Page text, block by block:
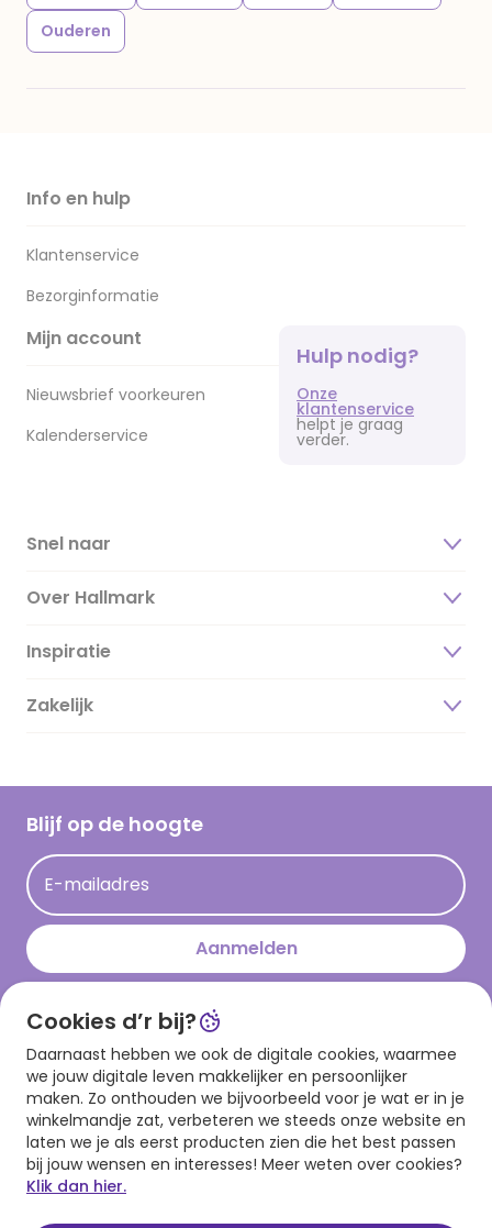
Ouderen
Info en hulp
Klantenservice
Bezorginformatie
Mijn account
Nieuwsbrief voorkeuren
Kalenderservice
Hulp nodig?
Onze
klantenservice
helpt je graag
verder.
Snel naar
Over Hallmark
Over ons
Duurzaamheid
Hallmark Kaartclub
Acties
Persberichten
Inspiratie
Magazine
Cadeau inspiratie
Op kamp gedichten en versjes
Leuke en grappige op kamp teksten
kamppost inspiratie
Zakelijk
Blijf op de hoogte
E-mailadres
Aanmelden
Download onze app
Cookies d’r bij?
Daarnaast hebben we ook de digitale cookies, waarmee
we jouw digitale leven makkelijker en persoonlijker
maken. Zo onthouden we bijvoorbeeld voor je wat er in je
winkelmandje zat, verbeteren we steeds onze website en
laten we je als eerst producten zien die het best passen
bij jouw wensen en interesses! Meer weten over cookies?
Klik dan hier.